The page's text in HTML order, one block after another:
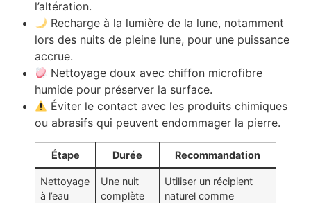
l’altération.
Recharge à la lumière de la lune, notamment
lors des nuits de pleine lune, pour une puissance
accrue.
Nettoyage doux avec chiffon microfibre
humide pour préserver la surface.
Éviter le contact avec les produits chimiques
ou abrasifs qui peuvent endommager la pierre.
Étape Durée Recommandation
Nettoyage
à l’eau
Une nuit
complète
Utiliser un récipient
naturel comme